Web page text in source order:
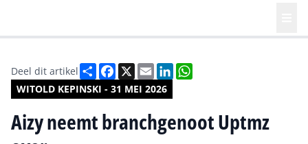
WITOLD KEPINSKI - 31 MEI 2026
Deel dit artikel DeelFacebook
X EmailLinkedIn
Aizy neemt branchgenoot Uptmz